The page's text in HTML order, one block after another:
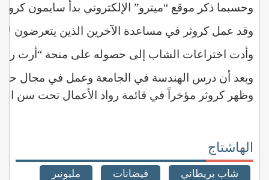
وحسبما ذكر موقع “ميترو” الإلكتروني بدأ سايمون كروثر
وقد عمل كروثر في مساعدة الآخرين الذين يتعرضون
وأدت اختراعات الشاب إلى حصوله على منحة “أرت
وبعد أن درس الهندسة في الجامعة وعمل في مجال
وظهر كروثر مؤخراً في قائمة رواد الأعمال تحت سن
الهاشتاج
شاب بريطاني فيضانات مليونير